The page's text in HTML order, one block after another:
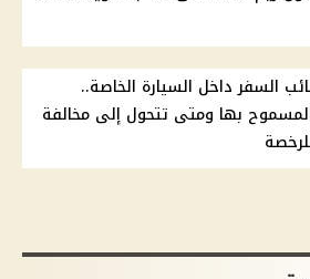
السفر داخل السيارة الخاصة..
المسموح بها ومتى تتحول إلى مخالفة